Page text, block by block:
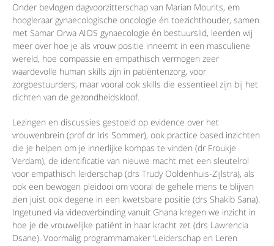
Onder bevlogen dagvoorzitterschap van Marian Mourits, em
hoogleraar gynaecologische oncologie én toezichthouder, samen
met Samar Orwa AIOS gynaecologie én bestuurslid, leerden wij
meer over hoe je als vrouw positie inneemt in een masculiene
wereld, hoe compassie en empathisch vermogen zeer
waardevolle human skills zijn in patiëntenzorg, voor
zorgbestuurders, maar vooral ook skills die essentieel zijn bij het
dichten van de gezondheidskloof.
Lezingen en discussies gestoeld op evidence over het
vrouwenbrein (prof dr Iris Sommer), ook practice based inzichten
die je helpen om je innerlijke kompas te vinden (dr Froukje
Verdam), de identificatie van nieuwe macht met een sleutelrol
voor empathisch leiderschap (drs Trudy Ooldenhuis-Zijlstra), als
ook een bewogen pleidooi om vooral de gehele mens te blijven
zien juist ook degene in een kwetsbare positie (drs Shakib Sana).
Ingetuned via videoverbinding vanuit Ghana kregen we inzicht in
hoe je de vrouwelijke patiënt in haar kracht zet (drs Lawrencia
Dsane). Voormalig programmamaker ‘Leiderschap en Leren